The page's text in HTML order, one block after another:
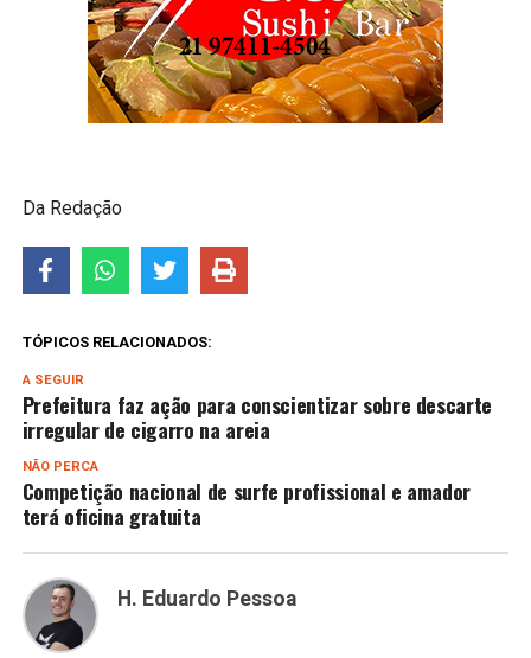
Da Redação
TÓPICOS RELACIONADOS:
A SEGUIR
Prefeitura faz ação para conscientizar sobre descarte
irregular de cigarro na areia
NÃO PERCA
Competição nacional de surfe profissional e amador
terá oficina gratuita
H. Eduardo Pessoa